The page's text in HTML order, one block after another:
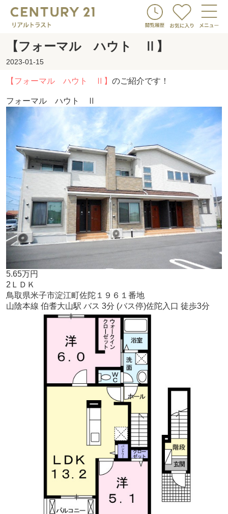
【フォーマル ハウト Ⅱ】
2023-01-15
【フォーマル ハウト Ⅱ】 のご紹介です！
フォーマル ハウト Ⅱ
5.65万円
2ＬＤＫ
鳥取県米子市淀江町佐陀１９６１番地
山陰本線 伯耆大山駅 バス 3分 (バス停)佐陀入口 徒歩3分